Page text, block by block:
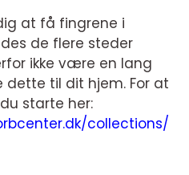
at få fingrene i
de flere steder
ikke være en lang
dette til dit hjem. For at
starte her:
collections/